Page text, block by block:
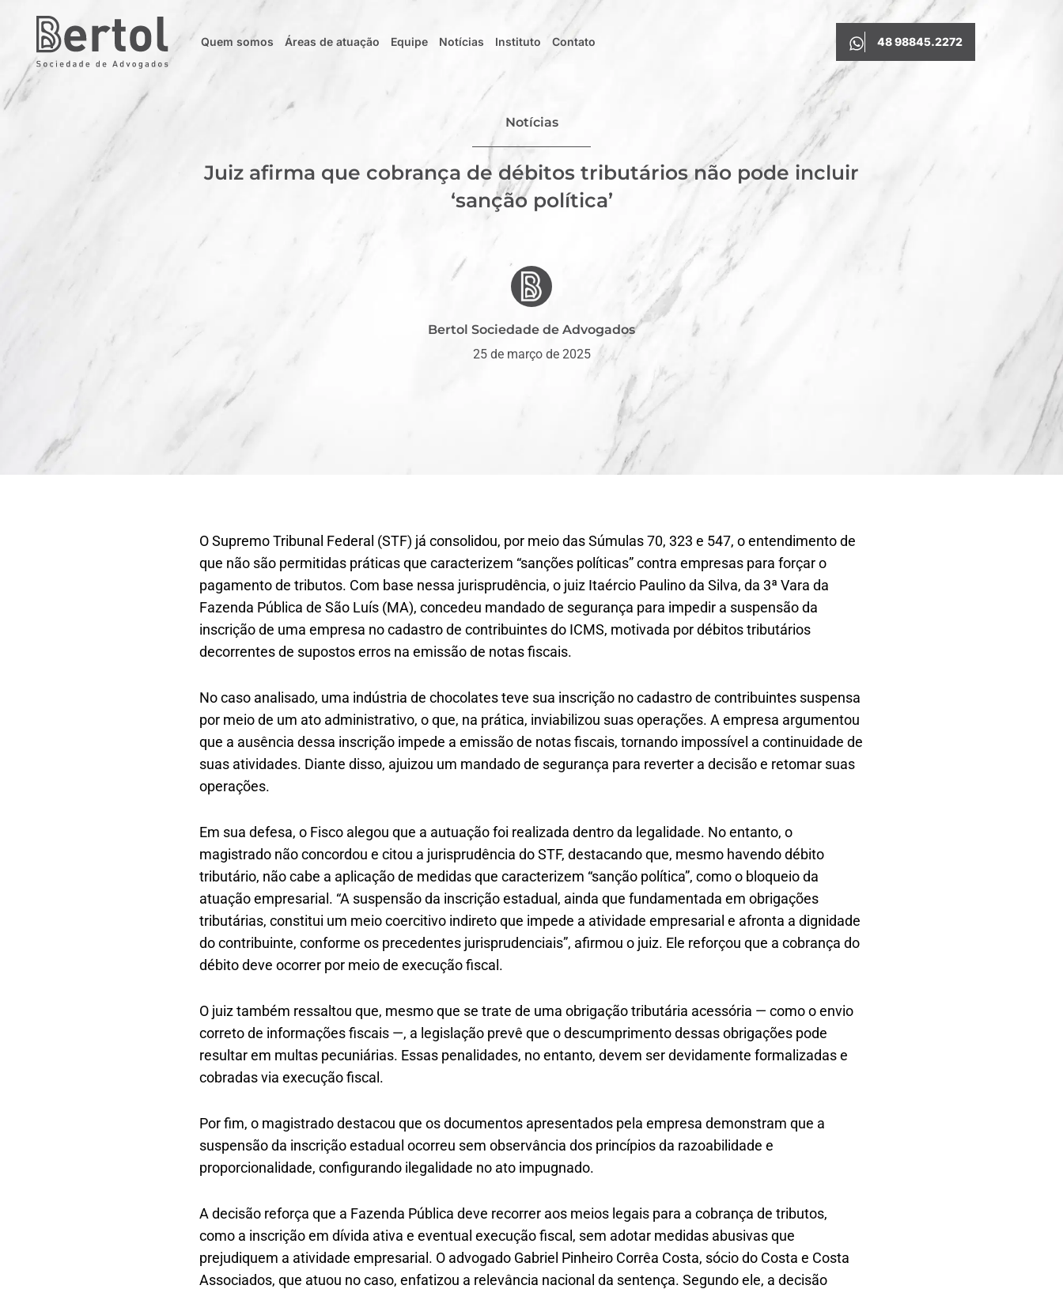
Quem somos Áreas de atuação Equipe Notícias Instituto Contato 48 98845.2272
Notícias
Juiz afirma que cobrança de débitos tributários não pode incluir
‘sanção política’
Bertol Sociedade de Advogados
25 de março de 2025
O Supremo Tribunal Federal (STF) já consolidou, por meio das Súmulas 70, 323 e 547, o entendimento de
que não são permitidas práticas que caracterizem “sanções políticas” contra empresas para forçar o
pagamento de tributos. Com base nessa jurisprudência, o juiz Itaércio Paulino da Silva, da 3ª Vara da
Fazenda Pública de São Luís (MA), concedeu mandado de segurança para impedir a suspensão da
inscrição de uma empresa no cadastro de contribuintes do ICMS, motivada por débitos tributários
decorrentes de supostos erros na emissão de notas fiscais.
No caso analisado, uma indústria de chocolates teve sua inscrição no cadastro de contribuintes suspensa
por meio de um ato administrativo, o que, na prática, inviabilizou suas operações. A empresa argumentou
que a ausência dessa inscrição impede a emissão de notas fiscais, tornando impossível a continuidade de
suas atividades. Diante disso, ajuizou um mandado de segurança para reverter a decisão e retomar suas
operações.
Em sua defesa, o Fisco alegou que a autuação foi realizada dentro da legalidade. No entanto, o
magistrado não concordou e citou a jurisprudência do STF, destacando que, mesmo havendo débito
tributário, não cabe a aplicação de medidas que caracterizem “sanção política”, como o bloqueio da
atuação empresarial. “A suspensão da inscrição estadual, ainda que fundamentada em obrigações
tributárias, constitui um meio coercitivo indireto que impede a atividade empresarial e afronta a dignidade
do contribuinte, conforme os precedentes jurisprudenciais”, afirmou o juiz. Ele reforçou que a cobrança do
débito deve ocorrer por meio de execução fiscal.
O juiz também ressaltou que, mesmo que se trate de uma obrigação tributária acessória — como o envio
correto de informações fiscais —, a legislação prevê que o descumprimento dessas obrigações pode
resultar em multas pecuniárias. Essas penalidades, no entanto, devem ser devidamente formalizadas e
cobradas via execução fiscal.
Por fim, o magistrado destacou que os documentos apresentados pela empresa demonstram que a
suspensão da inscrição estadual ocorreu sem observância dos princípios da razoabilidade e
proporcionalidade, configurando ilegalidade no ato impugnado.
A decisão reforça que a Fazenda Pública deve recorrer aos meios legais para a cobrança de tributos,
como a inscrição em dívida ativa e eventual execução fiscal, sem adotar medidas abusivas que
prejudiquem a atividade empresarial. O advogado Gabriel Pinheiro Corrêa Costa, sócio do Costa e Costa
Associados, que atuou no caso, enfatizou a relevância nacional da sentença. Segundo ele, a decisão